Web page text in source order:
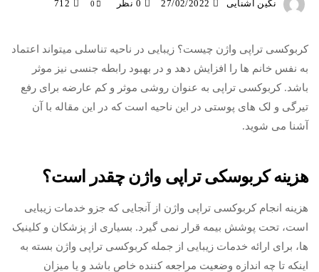
نگین آشنایی 27/02/2022 0 نظر 0
712
کربوکسی تراپی واژن چیست؟ زیبایی در ناحیه تناسلی میتواند اعتماد
به نفس خانم ها را افزایش دهد و در بهبود رابطه جنسی نیز موثر
باشد. کربوکسی تراپی به عنوان روشی موثر و کم عارضه برای رفع
تیرگی و لک های پوستی در این ناحیه است که در این مقاله با آن
آشنا می شوید.
هزینه کربوسکی تراپی واژن چقدر است؟
هزینه انجام کربوکسی تراپی واژن از آنجایی که جزو خدمات زیبایی
است، تحت پوشش بیمه قرار نمی گیرد. بسیاری از پزشکان و کلینیک
ها، برای ارائه خدمات زیبایی از جمله کربوکسی تراپی واژن بسته به
اینکه تا چه اندازه وضعیت مراجعه کننده خاص باشد و یا میزان